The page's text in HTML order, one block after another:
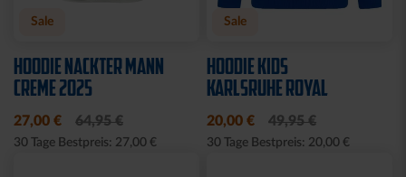
Sale
HOODIE NACKTER MANN
CREME 2025
27,00 € 64,95 €
30 Tage Bestpreis: 27,00 €
Sale
HOODIE KIDS
KARLSRUHE ROYAL
20,00 € 49,95 €
30 Tage Bestpreis: 20,00 €